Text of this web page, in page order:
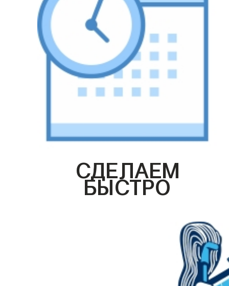
СДЕЛАЕМ
БЫСТРО